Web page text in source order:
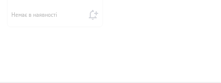
Немає в наявності